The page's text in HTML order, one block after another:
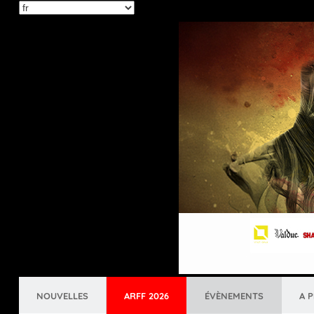
Select
NOUVELLES ARFF 2026 ÉVÈNEMENTS A